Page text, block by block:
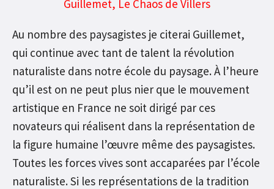
Guillemet, Le Chaos de Villers
Au nombre des paysagistes je citerai Guillemet,
qui continue avec tant de talent la révolution
naturaliste dans notre école du paysage. À l’heure
qu’il est on ne peut plus nier que le mouvement
artistique en France ne soit dirigé par ces
novateurs qui réalisent dans la représentation de
la figure humaine l’œuvre même des paysagistes.
Toutes les forces vives sont accaparées par l’école
naturaliste. Si les représentations de la tradition